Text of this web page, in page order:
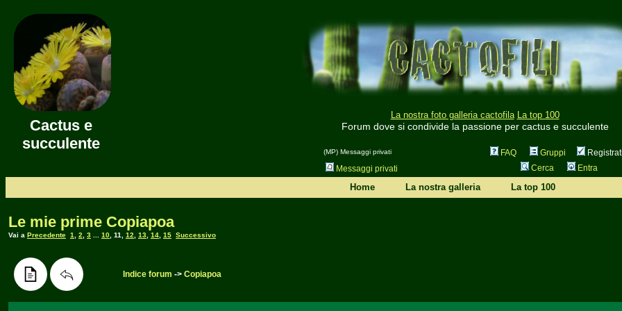
Cactus e
succulente
La nostra foto galleria cactofila La top 100
Forum dove si condivide la passione per cactus e succulente
(MP) Messaggi privati FAQ Gruppi
Messaggi privati
Cerca Entra
Home La nostra galleria La top 100
Le mie prime Copiapoa
Vai a Precedente 1 2 3 10 11 12 13 14 15 Successivo
Indice forum -> Copiapoa